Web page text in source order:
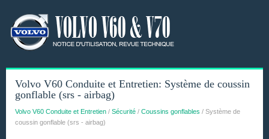
Volvo V60 Conduite et Entretien: Système de coussin
gonflable (srs - airbag)
Volvo V60 Conduite et Entretien / Sécurité / Coussins gonflables / Système de
coussin gonflable (srs - airbag)